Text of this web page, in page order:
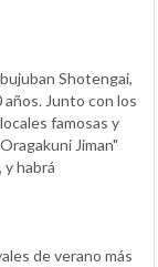
Shotengai,
Junto con los
famosas y
Jiman"
habrá
de verano más